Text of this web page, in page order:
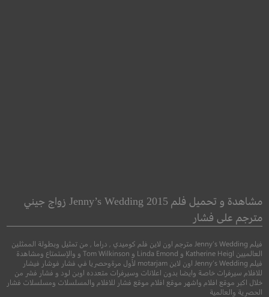
استخراج
مشاهدة و تحميل فلم Jenny’s Wedding 2015 زواج جيني
مترجم على فشار
فيلم Jenny’s Wedding مترجم اون لاين فلم كوميدي , دراما , من تمثيل وبطولة الممثلين
العالميين Katherine Heigl و Linda Emond و Tom Wilkinson و والإستمتاع ومشاهدة
فيلم Jenny’s Wedding اون لاين motarjam لأول مرةوحصريا في فشار فوشار فيشار
للافلام سيرفرات خاصة وايضا بدون اعلانات وسيرفرات متعدده اوبن لود و فشار فشر من
خلال اكبر موقع افلام واشهر موقع افلام موقع فشار للافلام والمسلسلات ومسلسلات فشار
الحصرية والعالمية